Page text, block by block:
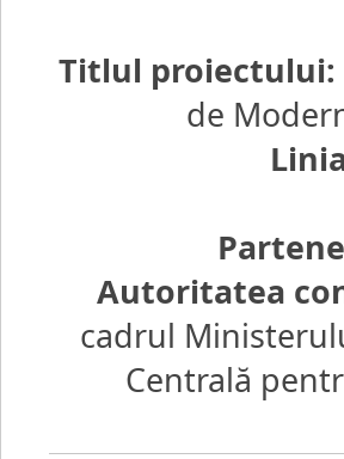
Titlul proiectului:
de
Autoritatea
cadrul
Centrală